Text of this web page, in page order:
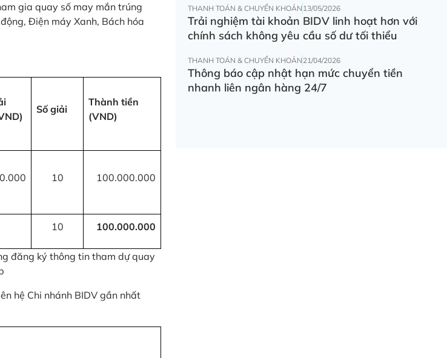
gia quay số may mắn trúng
Điện máy Xanh, Bách hóa
Số giải
Thành tiền
(VND)
10 100.000.000
10 100.000.000
đăng ký thông tin tham dự quay
hệ Chi nhánh BIDV gần nhất
THANH TOÁN & CHUYỂN KHOẢN 13/05/2026
Trải nghiệm tài khoản BIDV linh hoạt hơn với
chính sách không yêu cầu số dư tối thiểu
THANH TOÁN & CHUYỂN KHOẢN 21/04/2026
Thông báo cập nhật hạn mức chuyển tiền
nhanh liên ngân hàng 24/7